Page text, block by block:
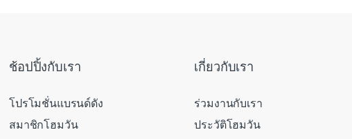
ช้อปปิ้งกับเรา
โปรโมชั่นแบรนด์ดัง
สมาชิกโฮมวัน
เกี่ยวกับเรา
ร่วมงานกับเรา
ประวัติโฮมวัน